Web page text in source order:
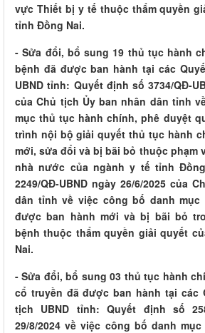
vực Thiết bị y tế thuộc thẩm quyền
tỉnh Đồng Nai.
- Sửa đổi, bổ sung 19 thủ tục hành
bệnh đã được ban hành tại các
UBND tỉnh: Quyết định số 3734/QĐ-
của Chủ tịch Ủy ban nhân dân tỉnh
mục thủ tục hành chính, phê duyệt
trình nội bộ giải quyết thủ tục hành
mới, sửa đổi và bị bãi bỏ thuộc phạm
nhà nước của ngành y tế tỉnh
2249/QĐ-UBND ngày 26/6/2025 của
dân tỉnh về việc công bố danh
được ban hành mới và bị bãi bỏ
bệnh thuộc thẩm quyền giải quyết
Nai.
- Sửa đổi, bổ sung 03 thủ tục hành
cổ truyền đã được ban hành tại các
tịch UBND tỉnh: Quyết định số
29/8/2024 về việc công bố danh